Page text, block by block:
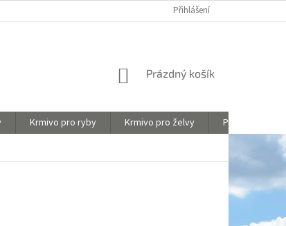
HODNOCENÍ OBCHODU
Přihlášení
NÁKUPNÍ
Prázdný košík
Krmivo pro ryby Krmivo pro želvy
Péče o akvária